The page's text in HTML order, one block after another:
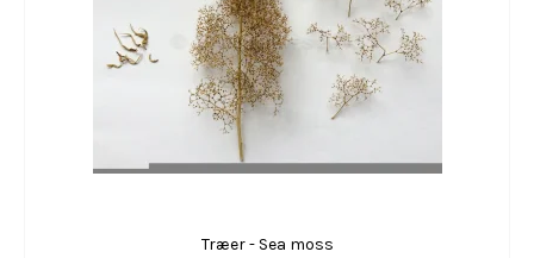
Træer - Sea moss